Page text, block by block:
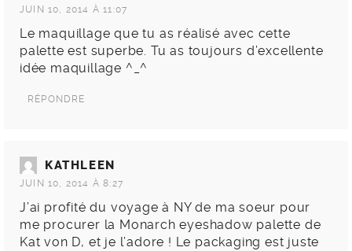
JUIN 10, 2014 À 11:07
Le maquillage que tu as réalisé avec cette
palette est superbe. Tu as toujours d’excellente
idée maquillage ^_^
RÉPONDRE
KATHLEEN
JUIN 10, 2014 À 8:27
J’ai profité du voyage à NY de ma soeur pour
me procurer la Monarch eyeshadow palette de
Kat von D, et je l’adore ! Le packaging est juste